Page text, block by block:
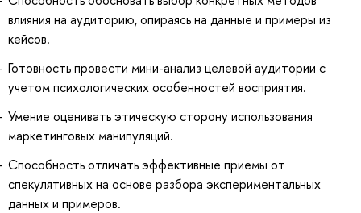
влияния на аудиторию, опираясь на данные и примеры из
кейсов.
Готовность провести мини-анализ целевой аудитории с
учетом психологических особенностей восприятия.
Умение оценивать этическую сторону использования
маркетинговых манипуляций.
Способность отличать эффективные приемы от
спекулятивных на основе разбора экспериментальных
данных и примеров.